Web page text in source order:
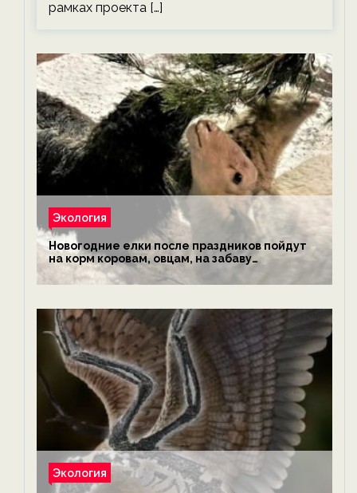
рамках проекта […]
Экология
Новогодние елки после праздников пойдут
на корм коровам, овцам, на забаву
обезьянам, львам и леопардам — новости
экологии на ECOportal
Экология